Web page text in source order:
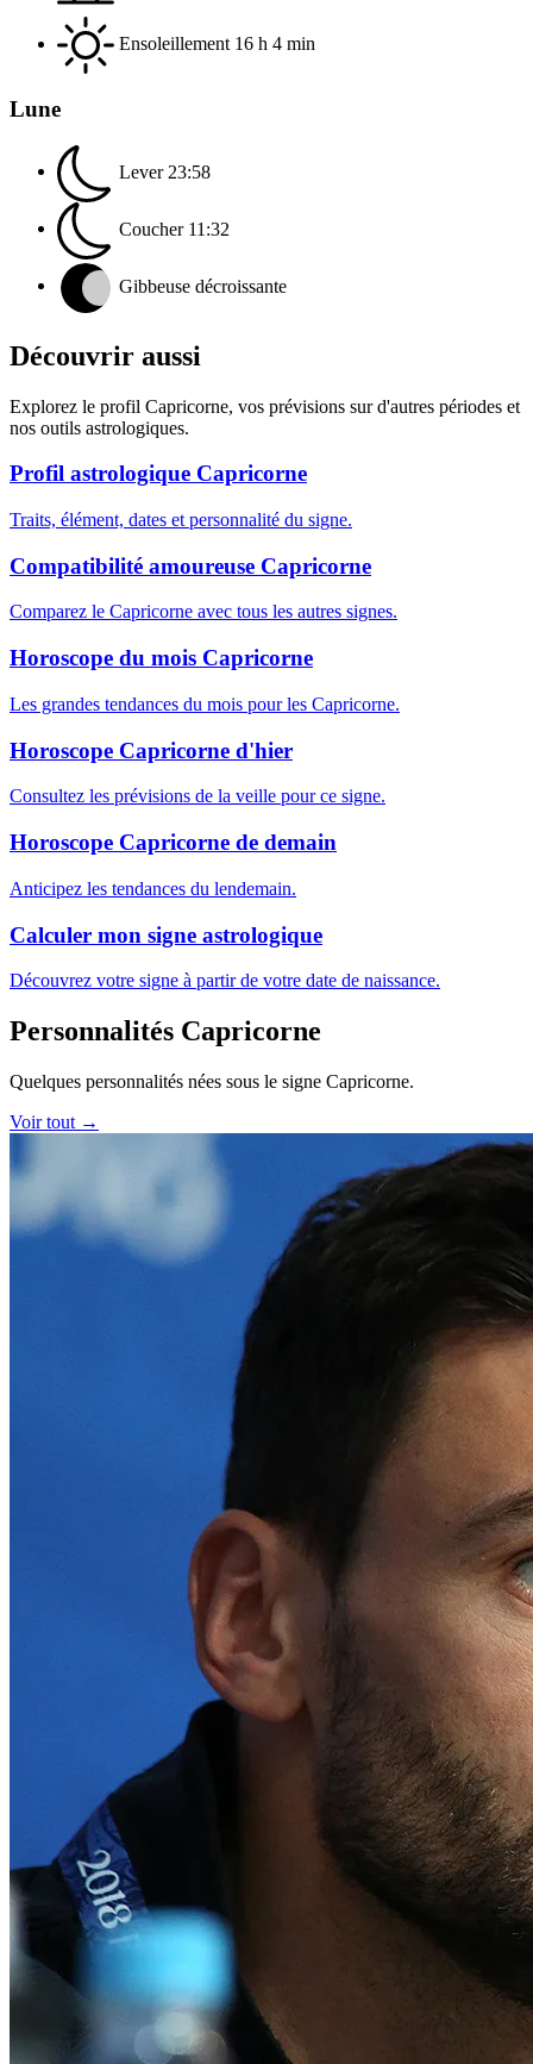
Ensoleillement 16 h 4 min
Lune
Lever 23:58
Coucher 11:32
Gibbeuse décroissante
Découvrir aussi
Explorez le profil Capricorne, vos prévisions sur d'autres périodes et
nos outils astrologiques.
Profil astrologique Capricorne
Traits, élément, dates et personnalité du signe.
Compatibilité amoureuse Capricorne
Comparez le Capricorne avec tous les autres signes.
Horoscope du mois Capricorne
Les grandes tendances du mois pour les Capricorne.
Horoscope Capricorne d'hier
Consultez les prévisions de la veille pour ce signe.
Horoscope Capricorne de demain
Anticipez les tendances du lendemain.
Calculer mon signe astrologique
Découvrez votre signe à partir de votre date de naissance.
Personnalités Capricorne
Quelques personnalités nées sous le signe Capricorne.
Voir tout →